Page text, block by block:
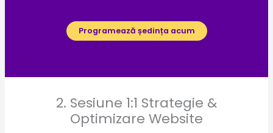
Programează ședința acum
2. Sesiune 1:1 Strategie &
Optimizare Website